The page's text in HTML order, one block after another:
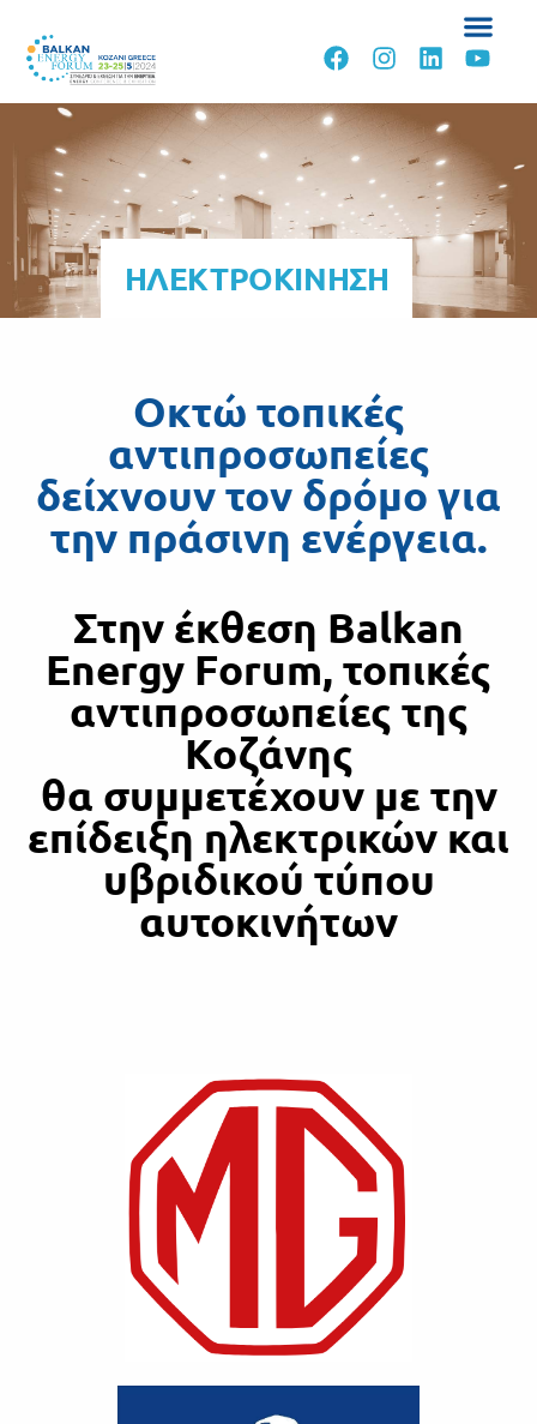
ΗΛΕΚΤΡΟΚΙΝΗΣΗ
Οκτώ τοπικές
αντιπροσωπείες
δείχνουν τον δρόμο για
την πράσινη ενέργεια.
Στην έκθεση Balkan
Energy Forum, τοπικές
αντιπροσωπείες της
Κοζάνης
θα συμμετέχουν με την
επίδειξη ηλεκτρικών και
υβριδικού τύπου
αυτοκινήτων